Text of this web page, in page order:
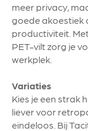
meer privacy,
goede akoestiek
productiviteit.
PET-vilt zorg je
werkplek.
Variaties
Kies je een strak
liever voor
eindeloos. Bij